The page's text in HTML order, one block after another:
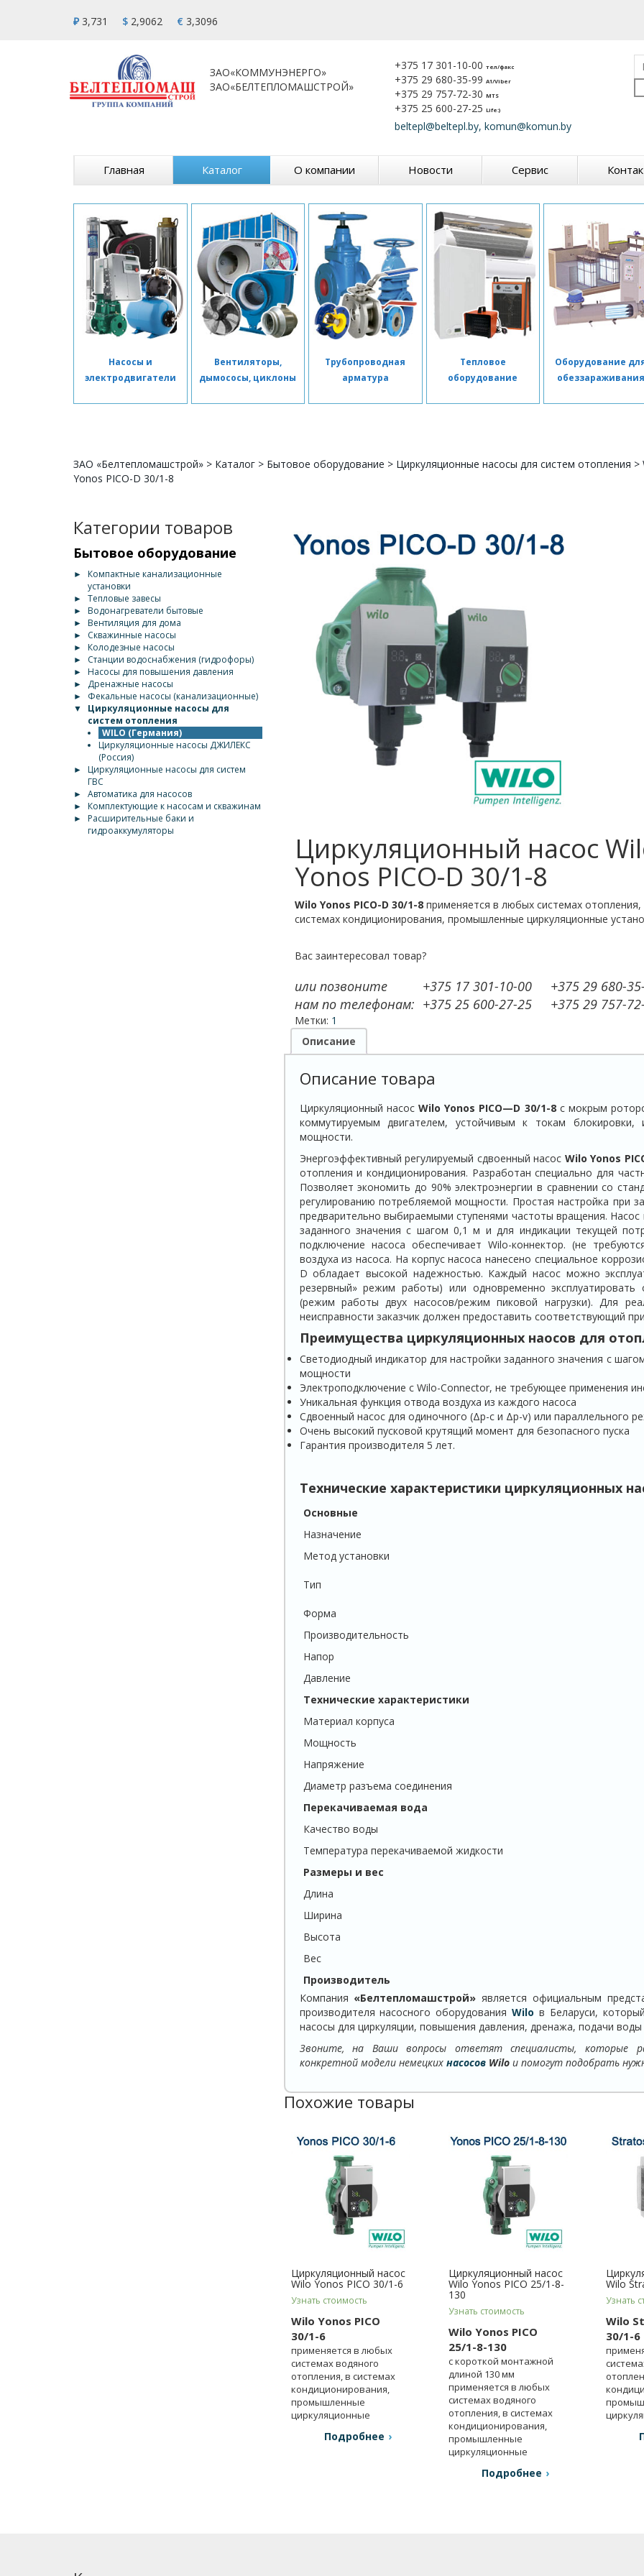
₽ 3,731 $ 2,9062 € 3,3096
ЗАО«КОММУНЭНЕРГО»
ЗАО«БЕЛТЕПЛОМАШСТРОЙ»
+375 17 301-10-00 тел/факс
+375 29 680-35-99 A1/Viber
+375 29 757-72-30 MTS
+375 25 600-27-25 Life:)
beltepl@beltepl.by, komun@komun.by
Главная Каталог О компании Новости Сервис
Насосы и
электродвигатели
Вентиляторы,
дымососы, циклоны
Трубопроводная
арматура
Тепловое
оборудование
Оборудование
обеззараживания
ЗАО «Белтепломашстрой» > Каталог > Бытовое оборудование > Циркуляционные насосы для систем отопления >
Yonos PICO-D 30/1-8
Категории товаров
Бытовое оборудование
►
Компактные канализационные
установки
► Тепловые завесы
►
Водонагреватели бытовые
►
Вентиляция для дома
►
Скважинные насосы
►
Колодезные насосы
►
Станции водоснабжения (гидрофоры)
►
Насосы для повышения давления
►
Дренажные насосы
►
Фекальные насосы (канализационные)
▼
Циркуляционные насосы для
систем отопления
WILO (Германия)
Циркуляционные насосы ДЖИЛЕКС
(Россия)
►
Циркуляционные насосы для систем
ГВС
► Автоматика для насосов
►
Комплектующие к насосам и скважинам
►
Расширительные баки и
гидроаккумуляторы
Циркуляционный насос
Yonos PICO-D 30/1-8
Wilo Yonos PICO-D 30/1-8применяется в любых системах отопления,
системах кондиционирования, промышленные циркуляционные
Вас заинтересовал товар?
или позвоните
нам по телефонам:
+375 17 301-10-00
+375 25 600-27-25
+375 29 680-
+375 29 757-
Метки: 1
Описание
Описание товара
Циркуляционный насос Wilo Yonos PICO—D 30/1-8 с мокрым
коммутируемым двигателем, устойчивым к токам блокировки,
мощности.
Энергоэффективный регулируемый сдвоенный насос Wilo Yonos
отопления и кондиционирования. Разработан специально для
Позволяет экономить до 90% электроэнергии в сравнении со
регулированию потребляемой мощности. Простая настройка при
предварительно выбираемыми ступенями частоты вращения.
заданного значения с шагом 0,1 м и для индикации текущей
подключение насоса обеспечивает Wilo-коннектор. (не
воздуха из насоса. На корпус насоса нанесено специальное
D обладает высокой надежностью. Каждый насос можно
резервный» режим работы) или одновременно
(режим работы двух насосов/режим пиковой нагрузки). Для
неисправности заказчик должен предоставить соответствующий
Преимущества циркуляционных наосов для
Светодиодный индикатор для настройки заданного значения с
мощности
Электроподключение с Wilo-Connector, не требующее применения
Уникальная функция отвода воздуха из каждого насоса
Сдвоенный насос для одиночного (Δp-c и Δp-v) или параллельного
Очень высокий пусковой крутящий момент для безопасного пуска
Гарантия производителя 5 лет.
Технические характеристики циркуляционных
Основные
Назначение
Метод установки
Тип
Форма
Производительность
Напор
Давление
Технические характеристики
Материал корпуса
Мощность
Напряжение
Диаметр разъема соединения
Перекачиваемая вода
Качество воды
Температура перекачиваемой жидкости
Размеры и вес
Длина
Ширина
Высота
Вес
Производитель
Компания «Белтепломашстрой» является официальным
производителя насосного оборудованияWilo в Беларуси,
насосы для циркуляции, повышения давления, дренажа, подачи воды
Звоните, на Ваши вопросы ответят специалисты, которые
конкретной модели немецких насосов Wilo и помогут подобрать
Похожие товары
Циркуляционный насос
Wilo Yonos PICO 30/1-6
Узнать стоимость
Wilo Yonos PICO
30/1-6
применяется в любых
системах водяного
отопления, в системах
кондиционирования,
промышленные
циркуляционные
Подробнее
Циркуляционный насос
Wilo Yonos PICO 25/1-8-
130
Узнать стоимость
Wilo Yonos PICO
25/1-8-130
с короткой монтажной
длиной 130 мм
применяется в любых
системах водяного
отопления, в системах
кондиционирования,
промышленные
циркуляционные
Подробнее
Wilo
Узнать
Wilo
30/1-6